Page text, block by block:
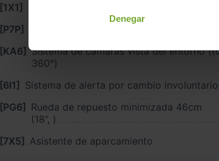
Denegar
[1X1]
[P7P]
[KA6] Sistema de cámaras vista del entorno
360°)
[6I1] Sistema de alerta por cambio
[PG6] Rueda de repuesto minimizada 46cm
(18”, )
[7X5] Asistente de aparcamiento